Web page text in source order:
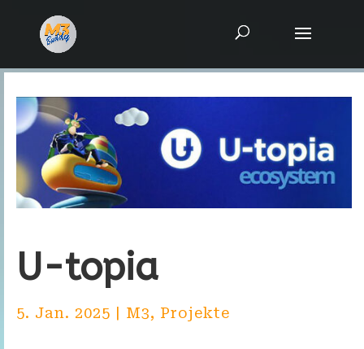
U-topia
5. Jan. 2025 M3, Projekte